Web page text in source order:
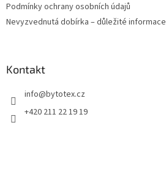
Podmínky ochrany osobních údajů
Nevyzvednutá dobírka – důležité informace
Kontakt
info@bytotex.cz
+420 211 22 19 19